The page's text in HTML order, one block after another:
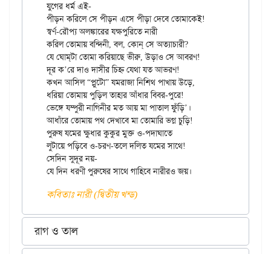
যুগের ধর্ম এই-
পীড়ন করিলে সে পীড়ন এসে পীড়া দেবে তোমাকেই!
স্বর্ণ-রৌপ্য অলঙ্কারের যক্ষপুরিতে নারী
করিল তোমায় বন্দিনী, বল, কোন্‌ সে অত্যাচারী?
যে ঘোম্‌টা তোমা করিয়াছে ভীরু, উড়াও সে আবরণ!
দূর ক’রে দাও দাসীর চিহ্ন যেথা যত আভরণ!
কখন আসিল “প্লুটো” যমরাজা নিশিথ পাখায় উড়ে,
ধরিয়া তোমায় পুড়িল তাহার আঁধার বিবর-পুরে!
ভেঙ্গে যম্পুরী নাগিনীর মত আয় মা পাতাল ফুঁড়ি’।
আধাঁরে তোমায় পথ দেখাবে মা তোমারি ভগ্ন চুড়ি!
পুরুষ যমের ক্ষুধার কুকুর মুক্ত ও-পদাঘাতে
লুটায়ে পড়িবে ও-চরণ-তলে দলিত যমের সাথে!
সেদিন সুদূর নয়-
কবিতাঃ নারী (দ্বিতীয় খন্ড)
রাগ ও তাল